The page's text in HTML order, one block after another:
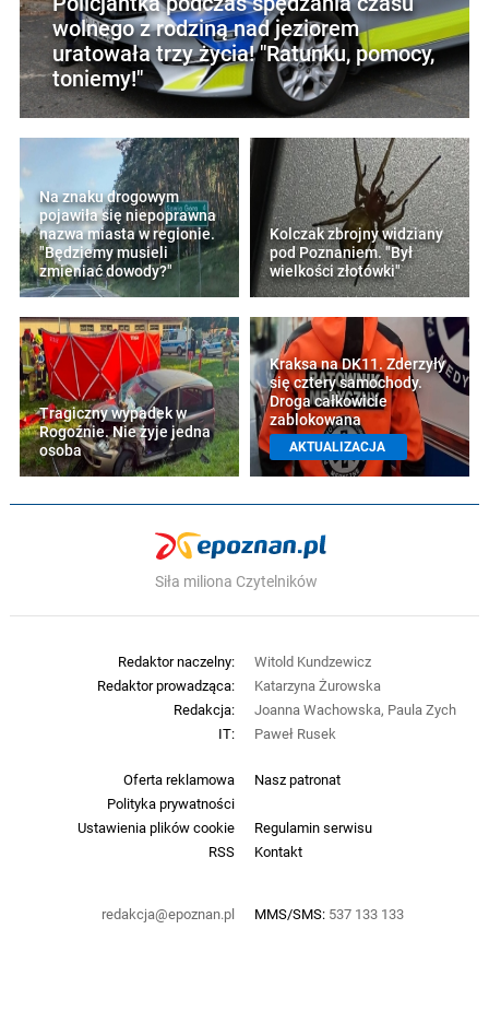
wolnego z rodziną nad jeziorem
uratowała trzy życia! "Ratunku, pomocy,
toniemy!"
Na znaku drogowym
pojawiła się niepoprawna
nazwa miasta w regionie.
"Będziemy musieli
zmieniać dowody?"
Kolczak zbrojny widziany
pod Poznaniem. "Był
wielkości złotówki"
Tragiczny wypadek w
Rogoźnie. Nie żyje jedna
osoba
Kraksa na DK11. Zderzyły
się cztery samochody.
Droga całkowicie
zablokowana
AKTUALIZACJA
Siła miliona Czytelników
Oferta reklamowa
Nasz patronat
Polityka prywatności
Ustawienia plików cookie
Regulamin serwisu
RSS
Kontakt
redakcja@epoznan.pl MMS/SMS: 537 133 133
Redaktor naczelny:
Witold Kundzewicz
Redaktor prowadząca:
Katarzyna Żurowska
Redakcja:
Joanna Wachowska, Paula Zych
IT:
Paweł Rusek